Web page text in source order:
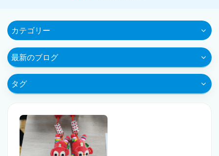
カテゴリー
最新のブログ
タグ